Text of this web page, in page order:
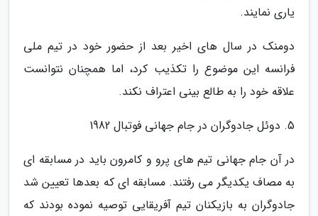
یاری نمایند.
دومنک در سال های اخیر بعد از حضور خود در تیم ملی
فرانسه این موضوع را تکذیب کرد، اما همچنان نتوانست
علاقه خود را به طالع بینی اعتراف نکند.
5. دوئل جادوگران در جام جهانی فوتبال 1982
در آن جام جهانی تیم های پرو و کامرون باید در مسابقه ای
به مصاف یکدیگر می رفتند. مسابقه ای که بعدها تعیین شد
جادوگران به بازیکنان تیم آفریقایی توصیه نموده بودند که